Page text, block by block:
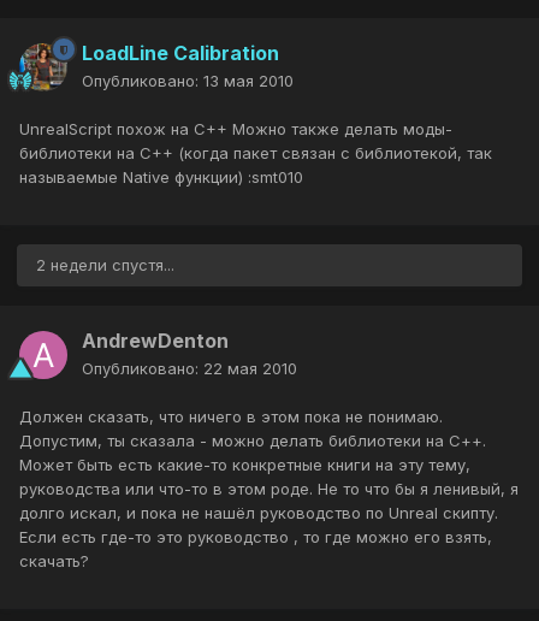
LoadLine Calibration
Опубликовано: 13 мая 2010
UnrealScript похож на C++ Можно также делать моды-
библиотеки на C++ (когда пакет связан с библиотекой, так
называемые Native функции) :smt010
2 недели спустя...
AndrewDenton
Опубликовано: 22 мая 2010
Должен сказать, что ничего в этом пока не понимаю.
Допустим, ты сказала - можно делать библиотеки на С++.
Может быть есть какие-то конкретные книги на эту тему,
руководства или что-то в этом роде. Не то что бы я ленивый, я
долго искал, и пока не нашёл руководство по Unreal скипту.
Если есть где-то это руководство , то где можно его взять,
скачать?